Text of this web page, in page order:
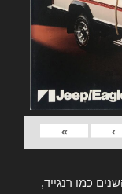
›
»
כמו רנגייד,